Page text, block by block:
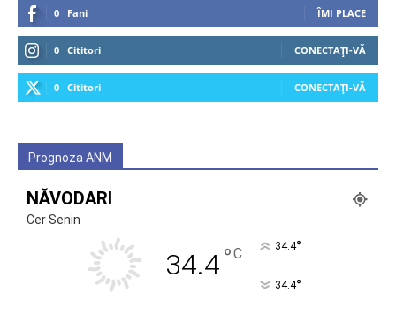
0 Fani ÎMI PLACE
0 Cititori CONECTAȚI-VĂ
0 Cititori CONECTAȚI-VĂ
Prognoza ANM
NĂVODARI
Cer Senin
34.4°C 34.4°
34.4°